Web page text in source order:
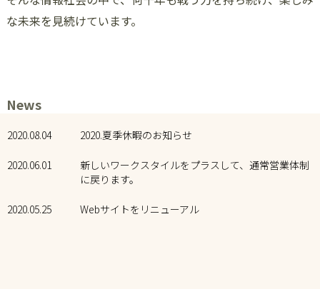
な未来を見続けています。
News
2020.08.04 2020.夏季休暇のお知らせ
2020.06.01
新しいワークスタイルをプラスして、通常営業体制
に戻ります。
2020.05.25 Webサイトをリニューアル